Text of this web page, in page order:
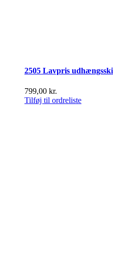
2505 Lavpris
799,00 kr.
Tilføj til ordreliste